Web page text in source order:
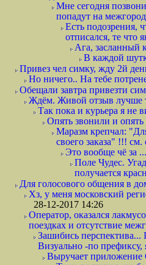
Мне сегодня
попадут на
Есть подозрения,
отписался, те что
Ага, засланный
В каждой
Привез чел симку, жду 2й
Но ничего.. На тебе
Обещали завтра привезти
Ждём. Живой отзыв лучше
Так пока и курьера я не
Опять звонили и
Маразм крепчал:
своего заказа" !!!
Это вообще чё за
Поле Чудес.
получается
Для голосового общения в
Хз, у меня московский
28-12-2017 14:26
Оператор, оказался
поездках и отсутствие
Зашибись
Визуально -по
Выручает приложение